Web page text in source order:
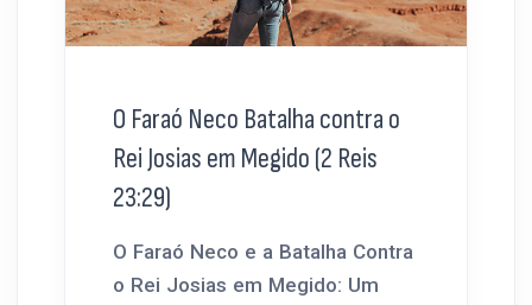
O Faraó Neco Batalha contra o
Rei Josias em Megido (2 Reis
23:29)
O Faraó Neco e a Batalha Contra
o Rei Josias em Megido: Um